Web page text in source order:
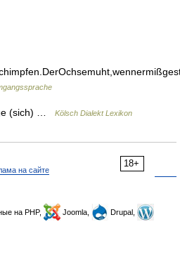
(sich) … Kölsch Dialekt Lexikon
18+
на сайте
на PHP, Joomla,
Drupal,